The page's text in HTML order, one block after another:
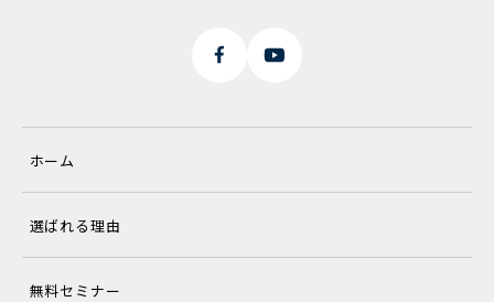
ホーム
選ばれる理由
無料セミナー